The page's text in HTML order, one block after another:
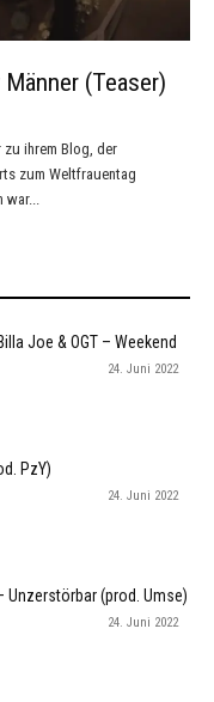
(Teaser)
zu ihrem Blog, der
zum Weltfrauentag
war...
Joe & OGT – Weekend
24. Juni 2022
PzY)
24. Juni 2022
(prod. Umse)
24. Juni 2022